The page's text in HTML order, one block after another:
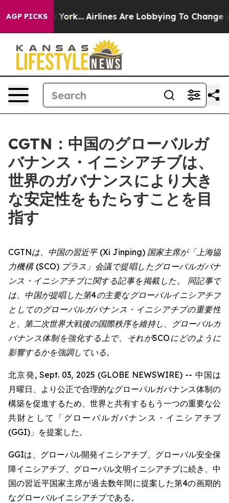
AGP PICKS
New York... Airlines Are Lobbying To Change
CGTN：中国のグローバルガ
バナンス・イニシアチブは、
世界のガバナンスにより大き
な安定性をもたらすことを目
指す
CGTNは、中国の習近平 (Xi Jinping) 国家主席が「上海協
力機構 (SCO) プラス」会議で提唱したグローバルガバナ
ンス・イニシアチブに関する記事を掲載した。 同記事で
は、中国が提唱した第4の主要なグローバルイニシアチブ
としてのグローバルガバナンス・イニシアチブの重要性
と、第二次世界大戦後の国際秩序を維持し、グローバルガ
バナンス体制を強化する上で、それがSCOにどのように
影響するかを強調している。
北京発, Sept. 03, 2025 (GLOBE NEWSWIRE) -- 中国は
月曜日、より公正で合理的なグローバルガバナンス体制の
構築を促進するため、世界と共有するもう一つの重要な公
共財として「グローバルガバナンス・イニシアチブ
(GGI)」を提案した。
GGIは、グローバル開発イニシアチブ、グローバル安全保
障イニシアチブ、グローバル文明イニシアチブに続き、中
国の習近平国家主席が過去数年間に提案した第4の画期的
なグローバルイニシアチブである。